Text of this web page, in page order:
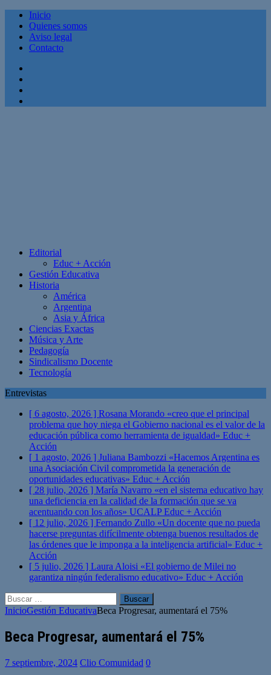
Inicio
Quienes somos
Aviso legal
Contacto
Editorial
Educ + Acción
Gestión Educativa
Historia
América
Argentina
Asia y África
Ciencias Exactas
Música y Arte
Pedagogía
Sindicalismo Docente
Tecnología
Entrevistas
[ 6 agosto, 2026 ] Rosana Morando «creo que el principal
problema que hoy niega el Gobierno nacional es el valor de la
educación pública como herramienta de igualdad» Educ +
Acción
[ 1 agosto, 2026 ] Juliana Bambozzi «Hacemos Argentina es
una Asociación Civil comprometida la generación de
oportunidades educativas» Educ + Acción
[ 28 julio, 2026 ] María Navarro «en el sistema educativo hay
una deficiencia en la calidad de la formación que se va
acentuando con los años» UCALPEduc + Acción
[ 12 julio, 2026 ] Fernando Zullo «Un docente que no pueda
hacerse preguntas difícilmente obtenga buenos resultados de
las órdenes que le imponga a la inteligencia artificial» Educ +
Acción
[ 5 julio, 2026 ] Laura Aloisi «El gobierno de Milei no
garantiza ningún federalismo educativo» Educ + Acción
Buscar:
InicioGestión EducativaBeca Progresar, aumentará el 75%
Beca Progresar, aumentará el 75%
7 septiembre, 2024 Clio Comunidad 0